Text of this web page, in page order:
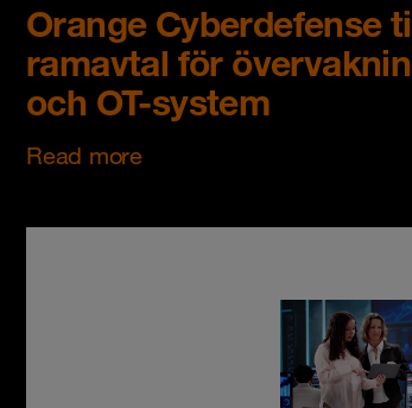
Orange Cyberdefense
ramavtal för
och OT-system
Read more